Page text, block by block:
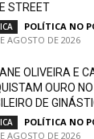
STREET
POLÍTICA NO
AGOSTO DE 2026
OLIVEIRA E
OURO
DE
POLÍTICA NO
AGOSTO DE 2026